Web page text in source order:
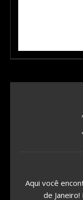
Aqui você
de